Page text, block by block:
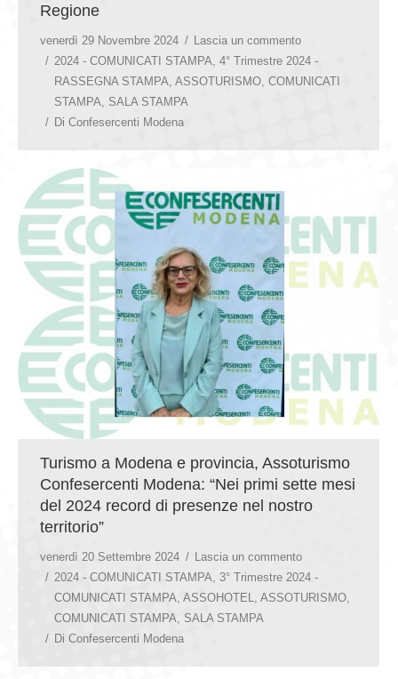
Regione
venerdì 29 Novembre 2024
Lascia un commento
2024 - COMUNICATI STAMPA, 4° Trimestre 2024 -
RASSEGNA STAMPA, ASSOTURISMO, COMUNICATI
STAMPA, SALA STAMPA
Di Confesercenti Modena
Turismo a Modena e provincia, Assoturismo
Confesercenti Modena: “Nei primi sette mesi
del 2024 record di presenze nel nostro
territorio”
venerdì 20 Settembre 2024
Lascia un commento
2024 - COMUNICATI STAMPA, 3° Trimestre 2024 -
COMUNICATI STAMPA, ASSOHOTEL, ASSOTURISMO,
COMUNICATI STAMPA, SALA STAMPA
Di Confesercenti Modena